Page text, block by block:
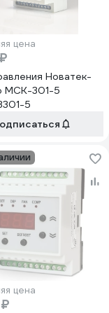
цена
Новатек-
МСК-301-5
5
цена